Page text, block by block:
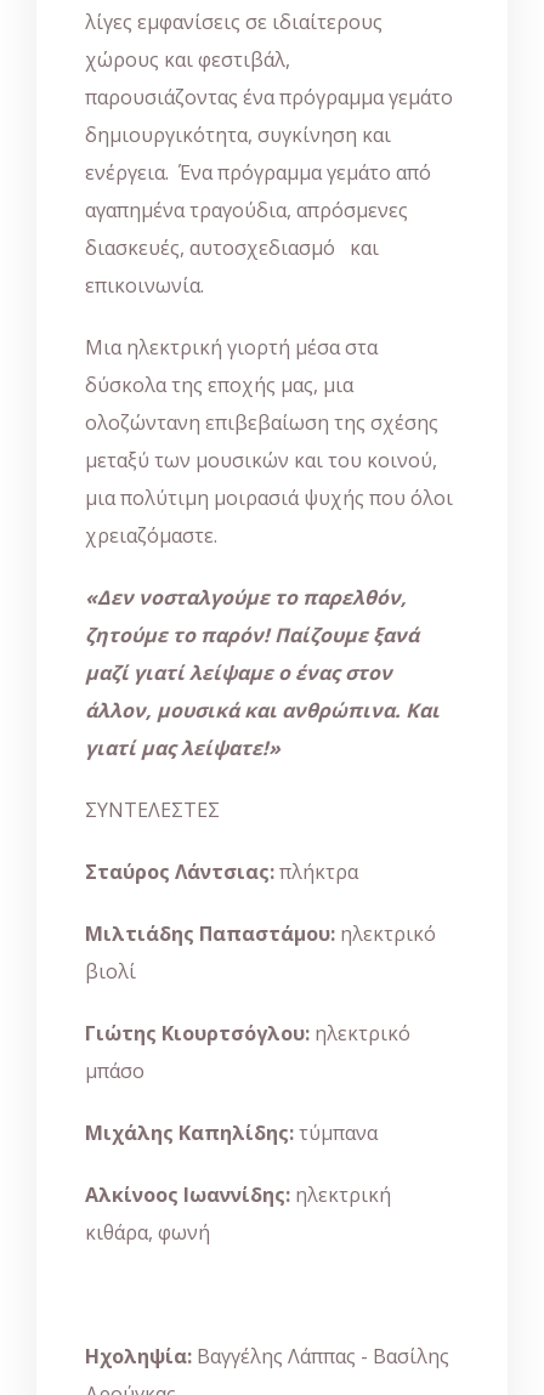
λίγες εμφανίσεις σε ιδιαίτερους
χώρους και φεστιβάλ,
παρουσιάζοντας ένα πρόγραμμα γεμάτο
δημιουργικότητα, συγκίνηση και
ενέργεια. Ένα πρόγραμμα γεμάτο από
αγαπημένα τραγούδια, απρόσμενες
διασκευές, αυτοσχεδιασμό και
επικοινωνία.
Μια ηλεκτρική γιορτή μέσα στα
δύσκολα της εποχής μας, μια
ολοζώντανη επιβεβαίωση της σχέσης
μεταξύ των μουσικών και του κοινού,
μια πολύτιμη μοιρασιά ψυχής που όλοι
χρειαζόμαστε.
«Δεν νοσταλγούμε το παρελθόν,
ζητούμε το παρόν! Παίζουμε ξανά
μαζί γιατί λείψαμε ο ένας στον
άλλον, μουσικά και ανθρώπινα. Και
γιατί μας λείψατε!»
ΣΥΝΤΕΛΕΣΤΕΣ
Σταύρος Λάντσιας:πλήκτρα
Μιλτιάδης Παπαστάμου: ηλεκτρικό
βιολί
Γιώτης Κιουρτσόγλου: ηλεκτρικό
μπάσο
Μιχάλης Καπηλίδης:τύμπανα
Αλκίνοος Ιωαννίδης: ηλεκτρική
κιθάρα, φωνή
Ηχοληψία: Βαγγέλης Λάππας - Βασίλης